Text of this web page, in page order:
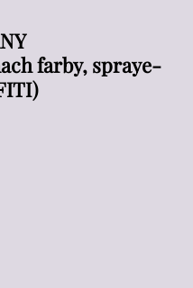
farby, spraye-